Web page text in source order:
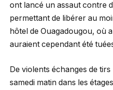
ont lancé un assaut contre
permettant de libérer au
hôtel de Ouagadougou, où
auraient cependant été
De violents échanges de
samedi matin dans les